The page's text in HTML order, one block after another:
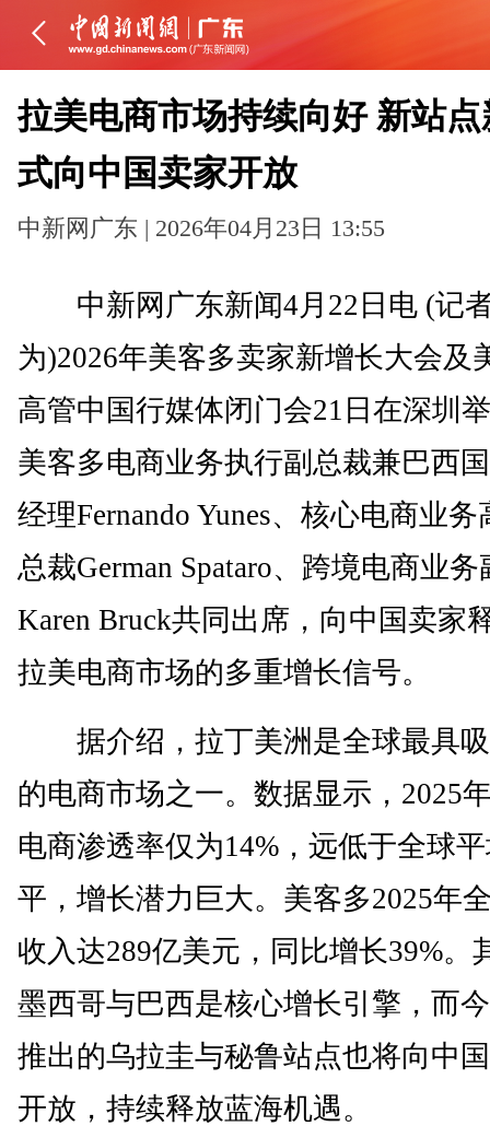
拉美电商市场持续向好 新站点
式向中国卖家开放
中新网广东 | 2026年04月23日 13:55
中新网广东新闻4月22日电 (记
为)2026年美客多卖家新增长大会及
高管中国行媒体闭门会21日在深圳
美客多电商业务执行副总裁兼巴西
经理Fernando Yunes、核心电商业务
总裁German Spataro、跨境电商业
Karen Bruck共同出席，向中国卖家
拉美电商市场的多重增长信号。
据介绍，拉丁美洲是全球最具
的电商市场之一。数据显示，2025
电商渗透率仅为14%，远低于全球
平，增长潜力巨大。美客多2025年
收入达289亿美元，同比增长39%。
墨西哥与巴西是核心增长引擎，而
推出的乌拉圭与秘鲁站点也将向中
开放，持续释放蓝海机遇。